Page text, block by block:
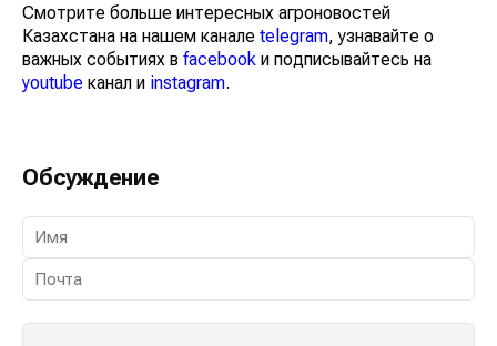
Смотрите больше интересных агроновостей
Казахстана на нашем канале telegram, узнавайте о
важных событиях в facebook и подписывайтесь на
youtube канал и instagram.
Обсуждение